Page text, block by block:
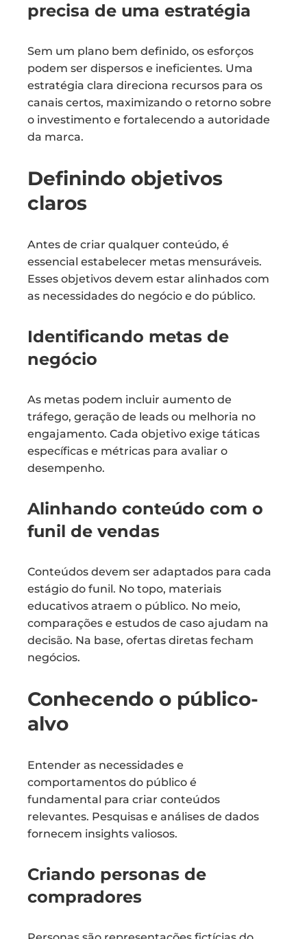
precisa de uma estratégia
Sem um plano bem definido, os esforços
podem ser dispersos e ineficientes. Uma
estratégia clara direciona recursos para os
canais certos, maximizando o retorno sobre
o investimento e fortalecendo a autoridade
da marca.
Definindo objetivos
claros
Antes de criar qualquer conteúdo, é
essencial estabelecer metas mensuráveis.
Esses objetivos devem estar alinhados com
as necessidades do negócio e do público.
Identificando metas de
negócio
As metas podem incluir aumento de
tráfego, geração de leads ou melhoria no
engajamento. Cada objetivo exige táticas
específicas e métricas para avaliar o
desempenho.
Alinhando conteúdo com o
funil de vendas
Conteúdos devem ser adaptados para cada
estágio do funil. No topo, materiais
educativos atraem o público. No meio,
comparações e estudos de caso ajudam na
decisão. Na base, ofertas diretas fecham
negócios.
Conhecendo o público-
alvo
Entender as necessidades e
comportamentos do público é
fundamental para criar conteúdos
relevantes. Pesquisas e análises de dados
fornecem insights valiosos.
Criando personas de
compradores